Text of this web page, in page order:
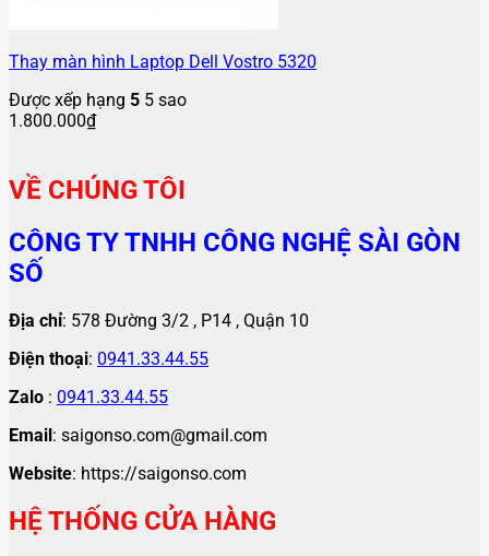
Thay màn hình Laptop Dell Vostro 5320
Được xếp hạng 5 5 sao
1.800.000₫
VỀ CHÚNG TÔI
CÔNG TY TNHH CÔNG NGHỆ SÀI GÒN
SỐ
Địa chỉ: 578 Đường 3/2 , P14 , Quận 10
Điện thoại: 0941.33.44.55
Zalo : 0941.33.44.55
Email: saigonso.com@gmail.com
Website: https://saigonso.com
HỆ THỐNG CỬA HÀNG